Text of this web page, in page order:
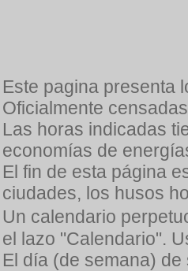
Este pagina presenta
Oficialmente
Las horas indicadas
economías de
El fin de esta página
ciudades, los husos
Un calendario
el lazo "Calendario".
El día (de semana) de